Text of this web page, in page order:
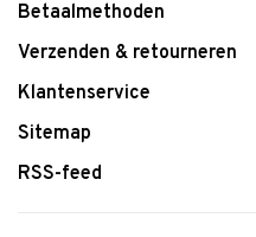
Betaalmethoden
Verzenden & retourneren
Klantenservice
Sitemap
RSS-feed